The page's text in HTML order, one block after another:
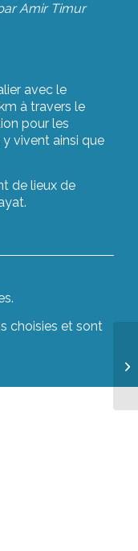
Amir Timur
avec le
à travers le
pour les
vivent ainsi que
de lieux de
choisies et sont